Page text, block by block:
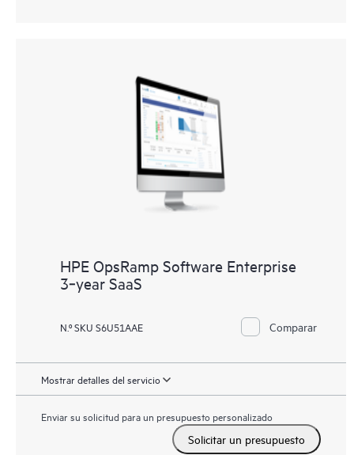
HPE OpsRamp Software Enterprise
3‑year SaaS
N.º SKU S6U51AAE Comparar
Mostrar detalles del servicio
Enviar su solicitud para un presupuesto personalizado
Solicitar un presupuesto